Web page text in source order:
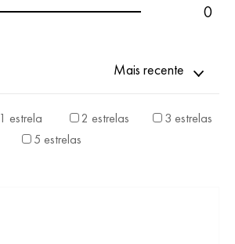
0
Mais recente
1 estrela 2 estrelas
3 estrelas
5 estrelas